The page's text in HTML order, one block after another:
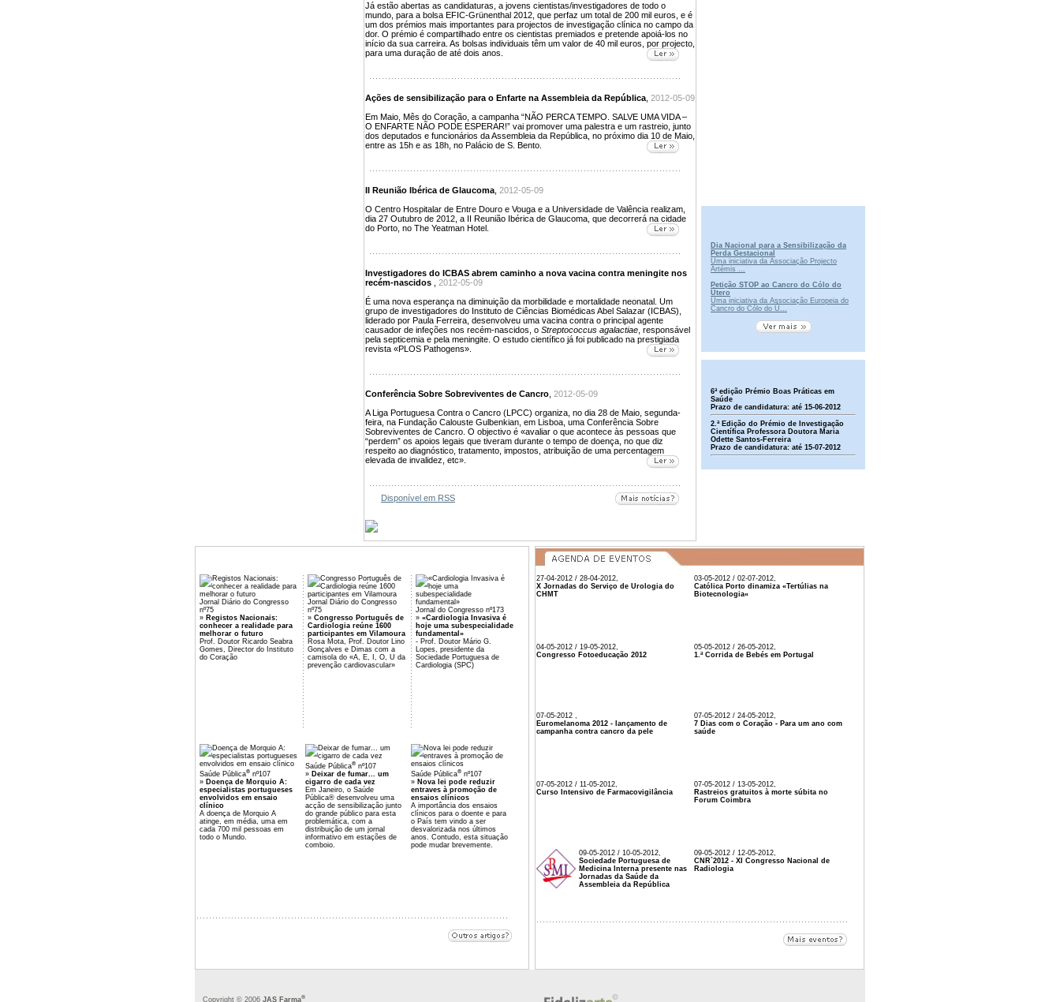
Já estão abertas as candidaturas, a jovens cientistas/investigadores de todo o
mundo, para a bolsa EFIC-Grünenthal 2012, que perfaz um total de 200 mil euros, e é
um dos prémios mais importantes para projectos de investigação clínica no campo da
dor. O prémio é compartilhado entre os cientistas premiados e pretende apoiá-los no
início da sua carreira. As bolsas individuais têm um valor de 40 mil euros, por projecto,
para uma duração de até dois anos.
Ações de sensibilização para o Enfarte na Assembleia da República 2012-05-09
Em Maio, Mês do Coração, a campanha “NÃO PERCA TEMPO. SALVE UMA VIDA –
O ENFARTE NÃO PODE ESPERAR!” vai promover uma palestra e um rastreio, junto
dos deputados e funcionários da Assembleia da República, no próximo dia 10 de Maio,
entre as 15h e as 18h, no Palácio de S. Bento.
II Reunião Ibérica de Glaucoma 2012-05-09
O Centro Hospitalar de Entre Douro e Vouga e a Universidade de Valência realizam,
dia 27 Outubro de 2012, a II Reunião Ibérica de Glaucoma, que decorrerá na cidade
do Porto, no The Yeatman Hotel.
Investigadores do ICBAS abrem caminho a nova vacina contra meningite nos
recém-nascidos
2012-05-09
É uma nova esperança na diminuição da morbilidade e mortalidade neonatal. Um
grupo de investigadores do Instituto de Ciências Biomédicas Abel Salazar (ICBAS),
liderado por Paula Ferreira, desenvolveu uma vacina contra o principal agente
causador de infeções nos recém-nascidos, o Streptococcus agalactiae , responsável
pela septicemia e pela meningite. O estudo científico já foi publicado na prestigiada
revista «PLOS Pathogens».
Conferência Sobre Sobreviventes de Cancro 2012-05-09
A Liga Portuguesa Contra o Cancro (LPCC) organiza, no dia 28 de Maio, segunda-
feira, na Fundação Calouste Gulbenkian, em Lisboa, uma Conferência Sobre
Sobreviventes de Cancro. O objectivo é «avaliar o que acontece às pessoas que
“perdem” os apoios legais que tiveram durante o tempo de doença, no que diz
respeito ao diagnóstico, tratamento, impostos, atribuição de uma percentagem
elevada de invalidez, etc».
Disponível em RSS
Dia Nacional para a Sensibilização da
Perda Gestacional
Uma iniciativa da Associação Projecto
Artémis ...
Petição STOP ao Cancro do Cólo do
Útero
Uma iniciativa da Associação Europeia do
Cancro do Cólo do Ú...
6ª edição Prémio Boas Práticas em
Saúde
Prazo de candidatura: até 15-06-2012
2.ª Edição do Prémio de Investigação
Científica Professora Doutora Maria
Odette Santos-Ferreira
Prazo de candidatura: até 15-07-2012
Jornal Diário do Congresso
nº75
» Registos Nacionais:
conhecer a realidade para
melhorar o futuro
Prof. Doutor Ricardo Seabra
Gomes, Director do Instituto
do Coração
Jornal Diário do Congresso
nº75
» Congresso Português de
Cardiologia reúne 1600
participantes em Vilamoura
Rosa Mota, Prof. Doutor Lino
Gonçalves e Dimas com a
camisola do «A, E, I, O, U da
prevenção cardiovascular»
Jornal do Congresso nº173
» «Cardiologia Invasiva é
hoje uma subespecialidade
fundamental»
- Prof. Doutor Mário G.
Lopes, presidente da
Sociedade Portuguesa de
Cardiologia (SPC)
Saúde Pública® nº107
» Doença de Morquio A:
especialistas portugueses
envolvidos em ensaio
clínico
A doença de Morquio A
atinge, em média, uma em
cada 700 mil pessoas em
todo o Mundo.
Saúde Pública® nº107
» Deixar de fumar... um
cigarro de cada vez
Em Janeiro, o Saúde
Pública® desenvolveu uma
acção de sensibilização junto
do grande público para esta
problemática, com a
distribuição de um jornal
informativo em estações de
comboio.
Saúde Pública® nº107
» Nova lei pode reduzir
entraves à promoção de
ensaios clínicos
A importância dos ensaios
clínicos para o doente e para
o País tem vindo a ser
desvalorizada nos últimos
anos. Contudo, esta situação
pode mudar brevemente.
27-04-2012 / 28-04-2012,
X Jornadas do Serviço de Urologia do
CHMT
03-05-2012 / 02-07-2012,
Católica Porto dinamiza «Tertúlias na
Biotecnologia«
04-05-2012 / 19-05-2012,
Congresso Fotoeducação 2012
05-05-2012 / 26-05-2012,
1.ª Corrida de Bebés em Portugal
07-05-2012 ,
Euromelanoma 2012 - lançamento de
campanha contra cancro da pele
07-05-2012 / 24-05-2012,
7 Dias com o Coração - Para um ano com
saúde
07-05-2012 / 11-05-2012,
Curso Intensivo de Farmacovigilância
07-05-2012 / 13-05-2012,
Rastreios gratuitos à morte súbita no
Forum Coimbra
09-05-2012 / 10-05-2012,
Sociedade Portuguesa de
Medicina Interna presente nas
Jornadas da Saúde da
Assembleia da República
09-05-2012 / 12-05-2012,
CNR`2012 - XI Congresso Nacional de
Radiologia
Copyright © 2006 JAS Farma®